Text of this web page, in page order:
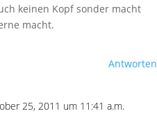
keinen Kopf sonder macht
macht.
Antworten
25, 2011 um 11:41 a.m.